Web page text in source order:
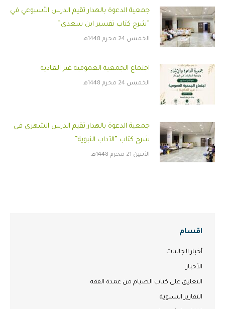
جمعية الدعوة بالهدار تقيم الدرس الأسبوعي في
”شرح كتاب تفسير ابن سعدي”
الخميس 24 محرم 1448هـ
اجتماع الجمعية العمومية غير العادية
الخميس 24 محرم 1448هـ
جمعية الدعوة بالهدار تقيم الدرس الشهري في
شرح كتاب ”الآداب النبوية”
الأثنين 21 محرم 1448هـ
اقسام
أخبار الجاليات
الأخبار
التعليق على كتاب الصيام من عمدة الفقه
التقارير السنوية